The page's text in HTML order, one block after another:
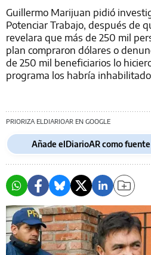
Guillermo Marijuan pidió
Potenciar Trabajo, después de
revelara que más de 250 mil
plan compraron dólares o
de 250 mil beneficiarios lo
programa los habría
PRIORIZA ELDIARIOAR EN GOOGLE
Añade elDiarioAR como